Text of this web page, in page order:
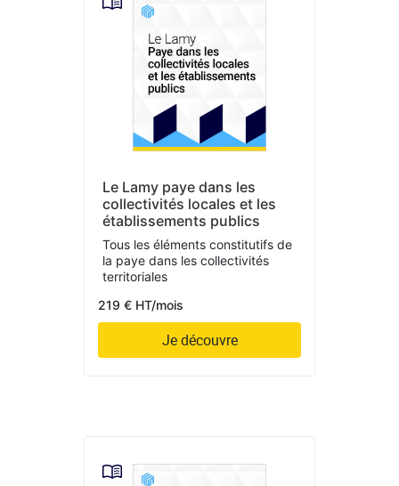
Le Lamy paye dans les
collectivités locales et les
établissements publics
Tous les éléments constitutifs de
la paye dans les collectivités
territoriales
219 € HT/mois
Je découvre